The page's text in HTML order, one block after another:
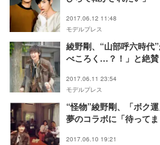
2017.06.12 11:48
モデルプレス
綾野剛、“山部呼六時代
べころく…？！」と絶
2017.06.11 23:54
モデルプレス
“怪物”綾野剛、「ボク
夢のコラボに「待って
2017.06.10 19:21